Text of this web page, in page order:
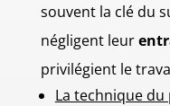
souvent la clé du
négligent leur
privilégient le
La technique